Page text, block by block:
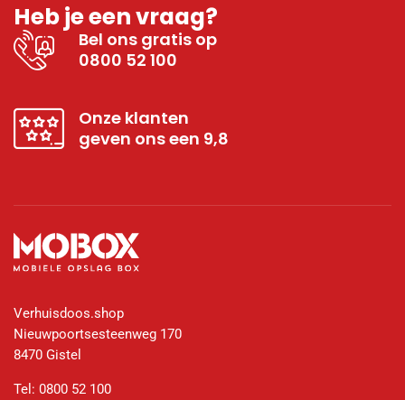
Heb je een vraag?
Bel ons gratis op
0800 52 100
Onze klanten
geven ons een 9,8
Verhuisdoos.shop
Nieuwpoortsesteenweg 170
8470 Gistel
Tel: 0800 52 100